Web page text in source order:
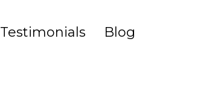
Testimonials Blog